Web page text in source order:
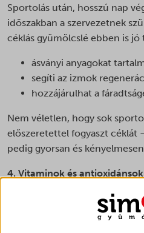
Sportolás után, hosszú nap
időszakban a szervezetnek
céklás gyümölcslé ebben is jó
ásványi anyagokat
segíti az izmok
hozzájárulhat a
Nem véletlen, hogy sok
előszeretettel fogyaszt céklát
pedig gyorsan és
4. Vitaminok és
A céklás gyümölcslevek egyik
önmagában a cékla dominál,